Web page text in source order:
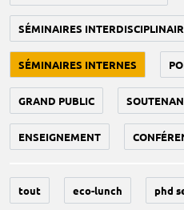
SÉMINAIRES
SÉMINAIRES INTERNES
GRAND PUBLIC
ENSEIGNEMENT
tout eco-lunch phd